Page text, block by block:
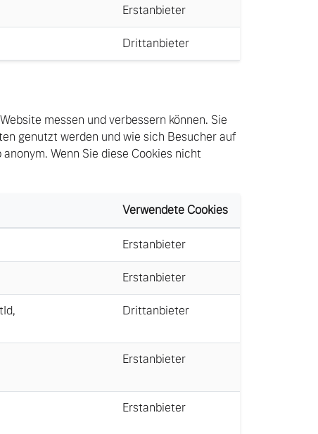
Erstanbieter
Drittanbieter
messen und verbessern können. Sie
genutzt werden und wie sich Besucher auf
Wenn Sie diese Cookies nicht
Verwendete Cookies
Erstanbieter
Erstanbieter
,
Drittanbieter
Erstanbieter
Erstanbieter